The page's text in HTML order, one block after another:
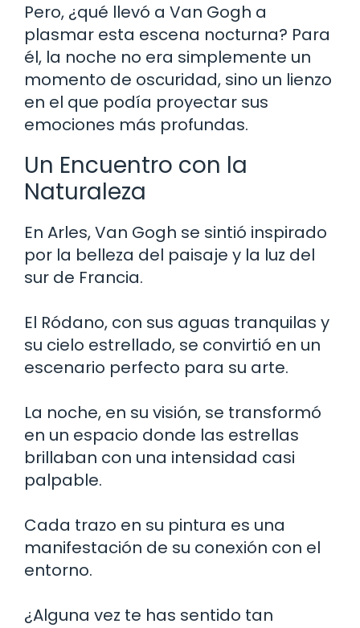
Pero, ¿qué llevó a Van Gogh a
plasmar esta escena nocturna? Para
él, la noche no era simplemente un
momento de oscuridad, sino un lienzo
en el que podía proyectar sus
emociones más profundas.
Un Encuentro con la
Naturaleza
En Arles, Van Gogh se sintió inspirado
por la belleza del paisaje y la luz del
sur de Francia.
El Ródano, con sus aguas tranquilas y
su cielo estrellado, se convirtió en un
escenario perfecto para su arte.
La noche, en su visión, se transformó
en un espacio donde las estrellas
brillaban con una intensidad casi
palpable.
Cada trazo en su pintura es una
manifestación de su conexión con el
entorno.
¿Alguna vez te has sentido tan